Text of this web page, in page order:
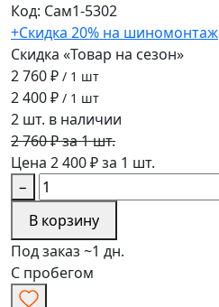
Код: Сам1-5302
+Скидка 20% на шиномонтаж
Скидка «Товар на сезон»
2 760 ₽ / 1 шт
2 400 ₽ / 1 шт
2 шт. в наличии
2 760 ₽ за 1 шт.
Цена 2 400 ₽ за 1 шт.
−
В корзину
Под заказ ~1 дн.
С пробегом